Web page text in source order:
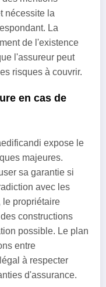
nécessite la
La
de l'existence
l'assureur peut
risques à couvrir.
en cas de
expose le
majeures.
sa garantie si
avec les
le propriétaire
constructions
possible. Le plan
entre
à respecter
d'assurance.